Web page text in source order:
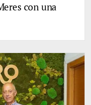
con una